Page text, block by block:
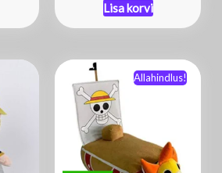
Lisa korvi
Allahindlus!